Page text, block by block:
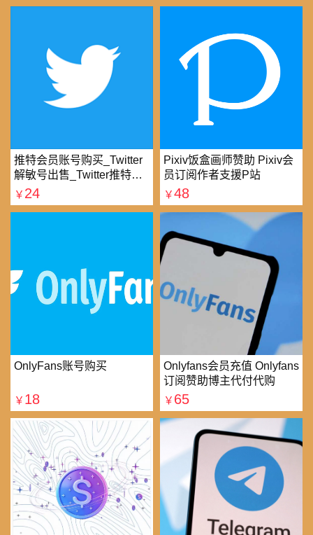
推特会员账号购买_Twitter
解敏号出售_Twitter推特账
号购买批发平台
￥ 24
Pixiv饭盒画师赞助 Pixiv会
员订阅作者支援P站
￥48
OnlyFans账号购买
￥ 18
Onlyfans会员充值 Onlyfans
订阅赞助博主代付代购
￥ 65